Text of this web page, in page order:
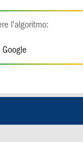
l'algoritmo:
Google